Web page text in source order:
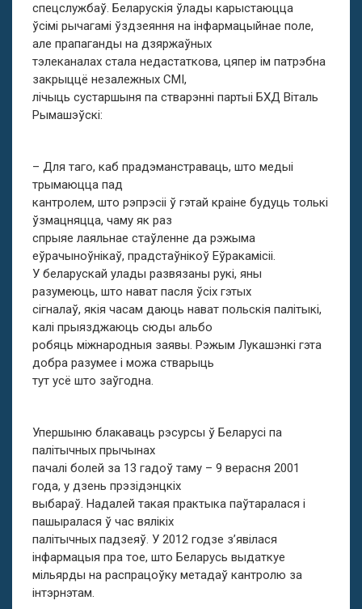
спецслужбаў. Беларускія ўлады карыстаюцца
ўсімі рычагамі ўздзеяння на інфармацыйнае поле,
але прапаганды на дзяржаўных
тэлеканалах стала недастаткова, цяпер ім патрэбна
закрыццё незалежных СМІ,
лічыць сустаршыня па стварэнні партыі БХД Віталь
Рымашэўскі:
– Для таго, каб прадэманстраваць, што медыі
трымаюцца пад
кантролем, што рэпрэсіі ў гэтай краіне будуць толькі
ўзмацняцца, чаму як раз
спрыяе лаяльнае стаўленне да рэжыма
еўрачыноўнікаў, прадстаўнікоў Еўракамісіі.
У беларускай улады развязаны рукі, яны
разумеюць, што нават пасля ўсіх гэтых
сігналаў, якія часам даюць нават польскія палітыкі,
калі прыязджаюць сюды альбо
робяць міжнародныя заявы. Рэжым Лукашэнкі гэта
добра разумее і можа стварыць
тут усё што заўгодна.
Упершыню блакаваць рэсурсы ў Беларусі па
палітычных прычынах
пачалі болей за 13 гадоў таму – 9 верасня 2001
года, у дзень прэзідэнцкіх
выбараў. Надалей такая практыка паўтаралася і
пашыралася ў час вялікіх
палітычных падзеяў. У 2012 годзе з’явілася
інфармацыя пра тое, што Беларусь выдаткуе
мільярды на распрацоўку метадаў кантролю за
інтэрнэтам.